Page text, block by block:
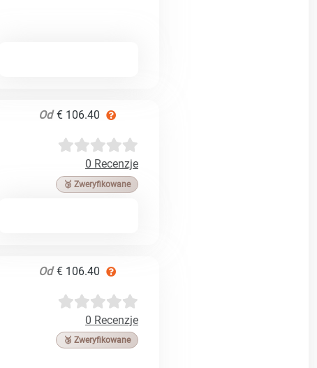
Od€ 106.40
0 Recenzje
🥉 Zweryfikowane
Od€ 106.40
0 Recenzje
🥉 Zweryfikowane